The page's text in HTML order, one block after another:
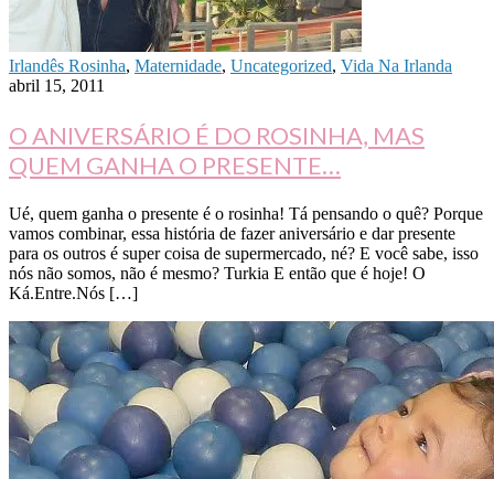
Irlandês Rosinha, Maternidade, Uncategorized, Vida Na Irlanda
abril 15, 2011
O ANIVERSÁRIO É DO ROSINHA, MAS
QUEM GANHA O PRESENTE…
Ué, quem ganha o presente é o rosinha! Tá pensando o quê? Porque
vamos combinar, essa história de fazer aniversário e dar presente
para os outros é super coisa de supermercado, né? E você sabe, isso
nós não somos, não é mesmo? Turkia E então que é hoje! O
Ká.Entre.Nós […]